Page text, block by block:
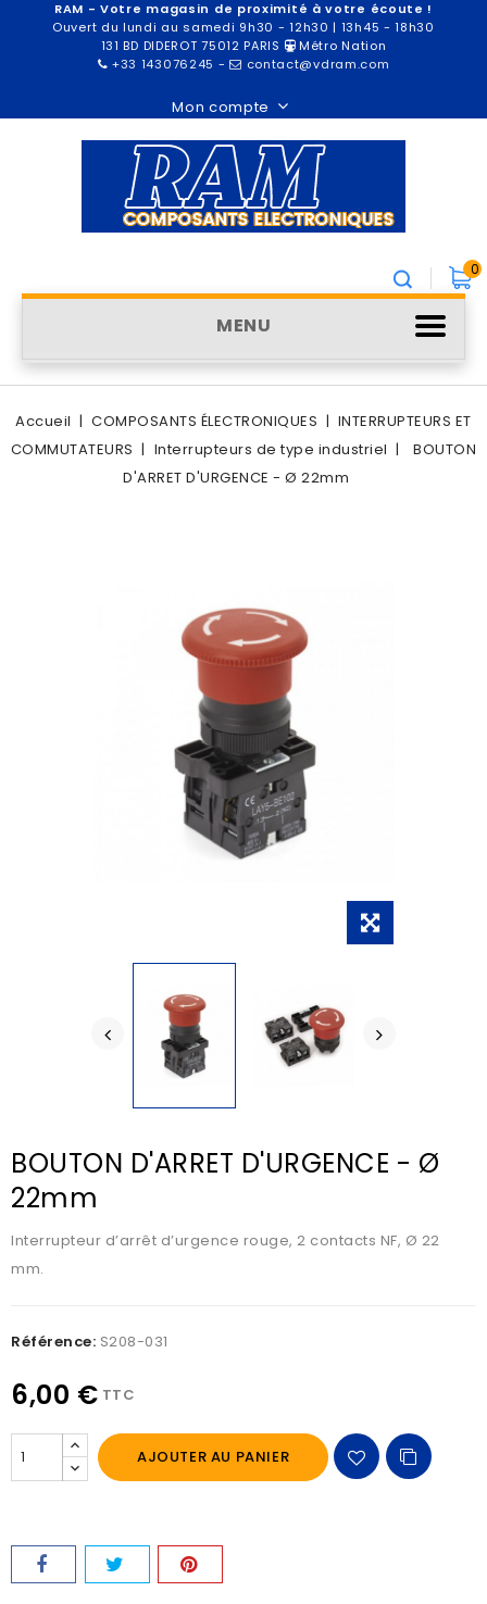
RAM - Votre magasin de proximité à votre écoute !
Ouvert du lundi au samedi 9h30 - 12h30 | 13h45 - 18h30
131 BD DIDEROT 75012 PARIS
Métro Nation
+33 143076245 - contact@vdram.com
Mon compte
0
MENU
Accueil COMPOSANTS ÉLECTRONIQUES
INTERRUPTEURS ET
COMMUTATEURS
Interrupteurs de type industriel
BOUTON
D'ARRET D'URGENCE - Ø 22mm
BOUTON D'ARRET D'URGENCE - Ø
22mm
Interrupteur d’arrêt d’urgence rouge, 2 contacts NF, Ø 22
mm.
Référence: S208-031
6,00 € TTC
AJOUTER AU PANIER